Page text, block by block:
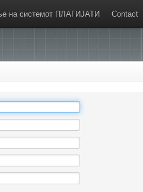
на системот ПЛАГИЈАТИ Contact